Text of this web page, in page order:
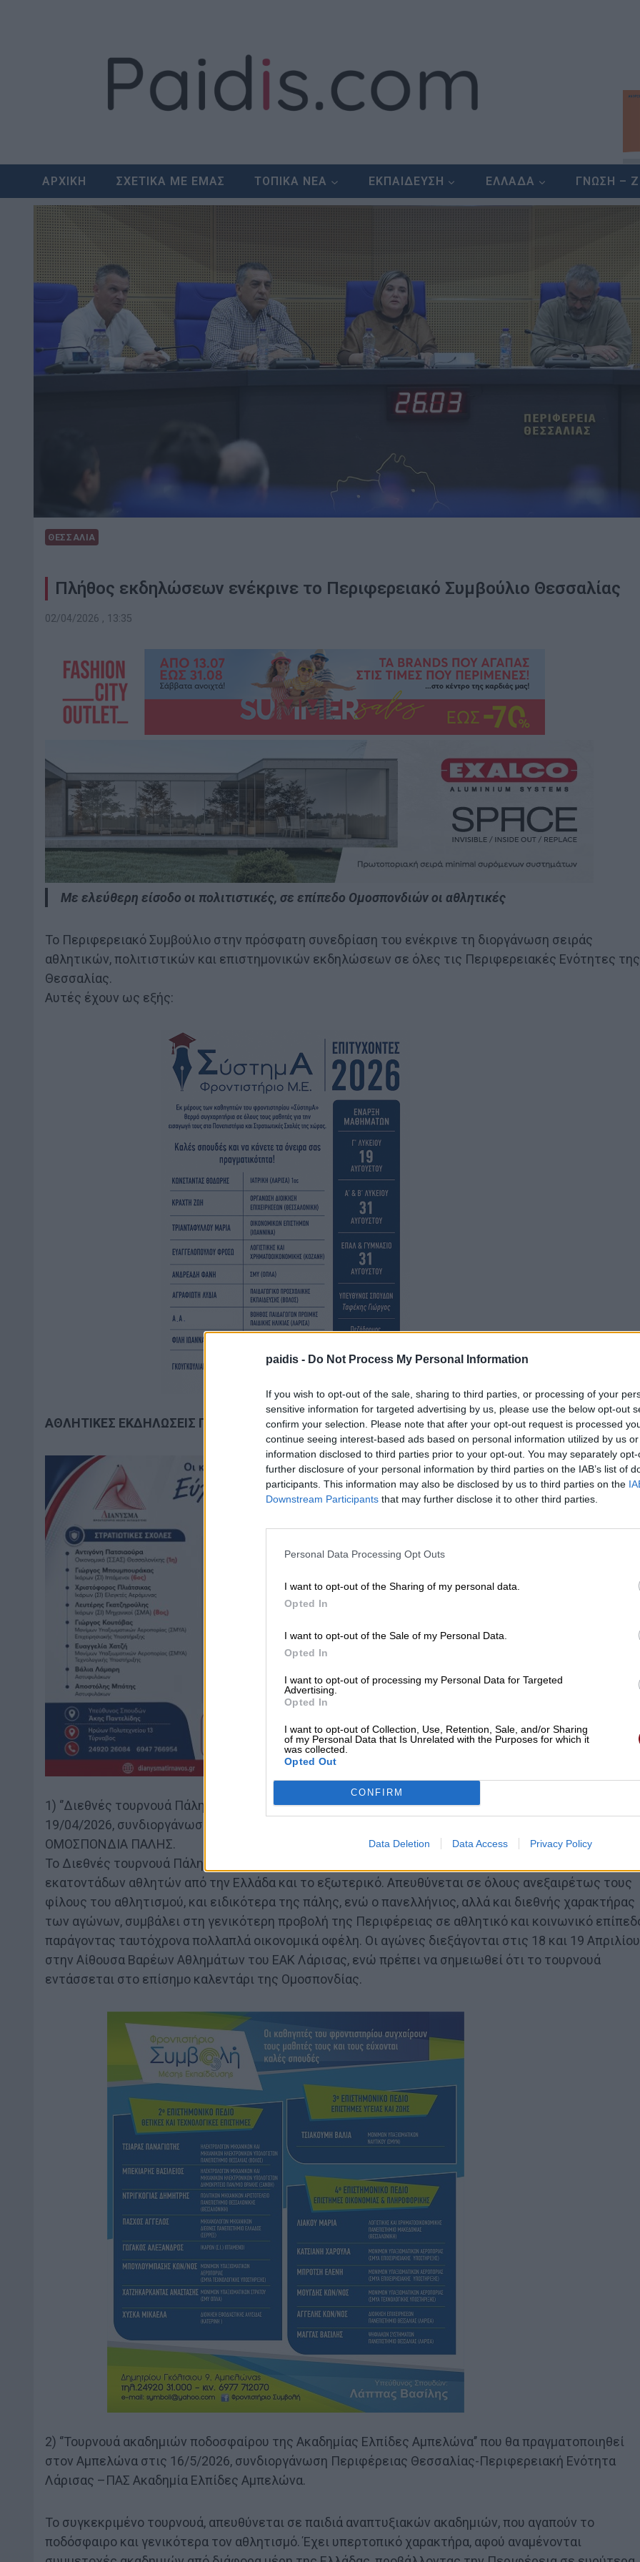
paidis - Do Not Process My Personal Information
If you wish to opt-out of the sale, sharing to third parties, or processing of your
sensitive information for targeted advertising by us, please use the below opt-out
confirm your selection. Please note that after your opt-out request is processed
continue seeing interest-based ads based on personal information utilized by us
information disclosed to third parties prior to your opt-out. You may separately
further disclosure of your personal information by third parties on the IAB’s list of
participants. This information may also be disclosed by us to third parties on the
Downstream Participants that may further disclose it to other third parties.
Personal Data Processing Opt Outs
I want to opt-out of the Sharing of my personal data.
Opted In
I want to opt-out of the Sale of my Personal Data.
Opted In
I want to opt-out of processing my Personal Data for Targeted
Advertising.
Opted In
I want to opt-out of Collection, Use, Retention, Sale, and/or Sharing
of my Personal Data that Is Unrelated with the Purposes for which it
was collected.
Opted Out
CONFIRM
Data Deletion Data Access Privacy Policy
ΑΡΧΙΚΗ ΣΧΕΤΙΚΑ ΜΕ ΕΜΑΣ ΤΟΠΙΚΑ ΝΕΑ ΕΚΠΑΙΔΕΥΣΗ ΕΛΛΑΔΑ ΓΝΩΣΗ –
ΘΕΣΣΑΛΙΑ
Πλήθος εκδηλώσεων ενέκρινε το Περιφερειακό Συμβούλιο Θεσσαλίας
02/04/2026 , 13:35
Με ελεύθερη είσοδο οι πολιτιστικές, σε επίπεδο Ομοσπονδιών οι αθλητικές
Το Περιφερειακό Συμβούλιο στην πρόσφατη συνεδρίαση του ενέκρινε τη διοργάνωση σειράς
αθλητικών, πολιτιστικών και επιστημονικών εκδηλώσεων σε όλες τις Περιφερειακές Ενότητες της
Θεσσαλίας.
Αυτές έχουν ως εξής:
ΑΘΛΗΤΙΚΕΣ ΕΚΔΗΛΩΣΕΙΣ ΠΕ ΛΑΡΙΣΑΣ
1) ‘’Διεθνές τουρνουά Πάλης Αχίλλεια’’ που θα πραγματοποιηθεί στην Λάρισα στις 16 έως και
19/04/2026, συνδιοργάνωση Περιφέρειας Θεσσαλίας-Περιφερειακή Ενότητα Λάρισας – ΕΛΛΗΝΙΚΗ
ΟΜΟΣΠΟΝΔΙΑ ΠΑΛΗΣ.
To Διεθνές τουρνουά Πάλης Αχίλλεια, διεξήχθη πέρυσι με ιδιαίτερη επιτυχία, με τη συμμετοχή
εκατοντάδων αθλητών από την Ελλάδα και το εξωτερικό. Απευθύνεται σε όλους ανεξαιρέτως τους
φίλους του αθλητισμού, και ειδικότερα της πάλης, ενώ ο πανελλήνιος, αλλά και διεθνής χαρακτήρας
των αγώνων, συμβάλει στη γενικότερη προβολή της Περιφέρειας σε αθλητικό και κοινωνικό
παράγοντας ταυτόχρονα πολλαπλά οικονομικά οφέλη. Οι αγώνες διεξάγονται στις 18 και 19 Απριλίου
στην Αίθουσα Βαρέων Αθλημάτων του ΕΑΚ Λάρισας, ενώ πρέπει να σημειωθεί ότι το τουρνουά
εντάσσεται στο επίσημο καλεντάρι της Ομοσπονδίας.
2) ‘’Τουρνουά ακαδημιών ποδοσφαίρου της Ακαδημίας Ελπίδες Αμπελώνα’’ που θα πραγματοποιηθεί
στον Αμπελώνα στις 16/5/2026, συνδιοργάνωση Περιφέρειας Θεσσαλίας-Περιφερειακή Ενότητα
Λάρισας –ΠΑΣ Ακαδημία Ελπίδες Αμπελώνα.
Το συγκεκριμένο τουρνουά, απευθύνεται σε παιδιά αναπτυξιακών ακαδημιών, που αγαπούν το
ποδόσφαιρο και γενικότερα τον αθλητισμό. Έχει υπερτοπικό χαρακτήρα, αφού αναμένονται